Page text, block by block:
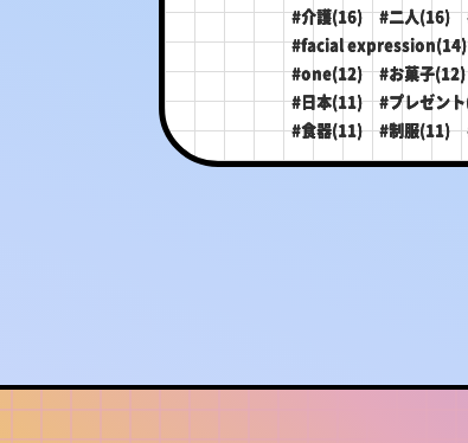
#介護(16)
#二人(16)
#facial expression(14)
#one(12)
#お菓子(12)
#日本(11)
#プレゼン
#食器(11)
#制服(11)